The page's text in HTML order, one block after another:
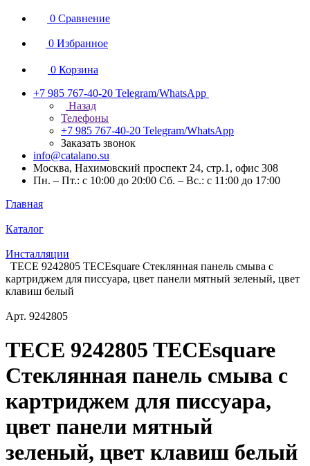
0 Сравнение
0 Избранное
0 Корзина
+7 985 767-40-20 Telegram/WhatsApp
Назад
Телефоны
+7 985 767-40-20 Telegram/WhatsApp
Заказать звонок
info@catalano.su
Москва, Нахимовский проспект 24, стр.1, офис 308
Пн. – Пт.: с 10:00 до 20:00 Сб. – Вс.: с 11:00 до 17:00
Главная
Каталог
Инсталляции
TECE 9242805 TECEsquare Стеклянная панель смыва с
картриджем для писсуара, цвет панели мятный зеленый, цвет
клавиш белый
Арт. 9242805
TECE 9242805 TECEsquare
Стеклянная панель смыва с
картриджем для писсуара,
цвет панели мятный
зеленый, цвет клавиш белый